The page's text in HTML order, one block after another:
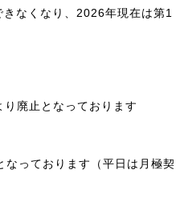
なくなり、2026年現在は第1
廃止となっております
っております（平日は月極契